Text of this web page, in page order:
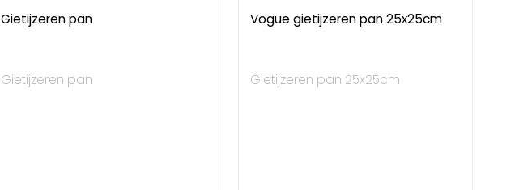
Gietijzeren pan
Gietijzeren pan
Vogue gietijzeren pan 25x25cm
Gietijzeren pan 25x25cm